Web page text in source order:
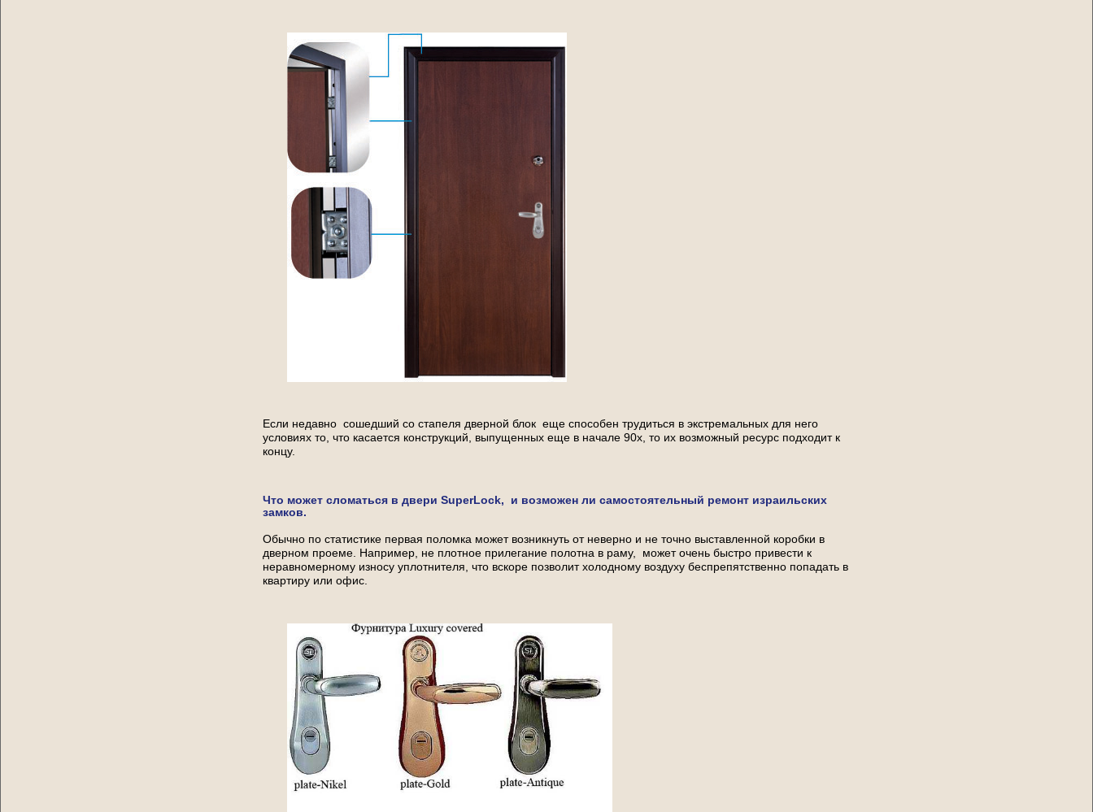
Если недавно сошедший со стапеля дверной блок еще способен трудиться в экстремальных для него
условиях то, что касается конструкций, выпущенных еще в начале 90х, то их возможный ресурс подходит к
концу.
Что может сломаться в двери SuperLock, и возможен ли самостоятельный ремонт израильских
замков.
Обычно по статистике первая поломка может возникнуть от неверно и не точно выставленной коробки в
дверном проеме. Например, не плотное прилегание полотна в раму, может очень быстро привести к
неравномерному износу уплотнителя, что вскоре позволит холодному воздуху беспрепятственно попадать в
квартиру или офис.